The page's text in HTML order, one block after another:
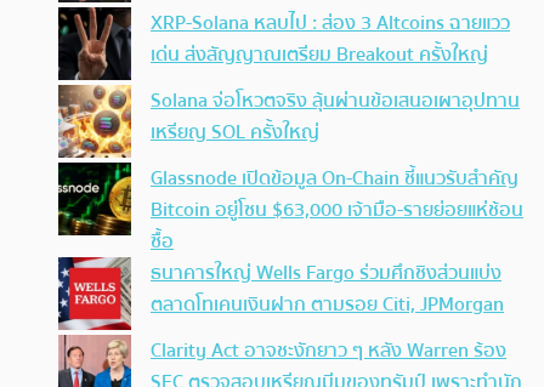
XRP-Solana หลบไป : ส่อง 3 Altcoins ฉายแวว
เด่น ส่งสัญญาณเตรียม Breakout ครั้งใหญ่
Solana จ่อโหวตจริง ลุ้นผ่านข้อเสนอเผาอุปทาน
เหรียญ SOL ครั้งใหญ่
Glassnode เปิดข้อมูล On-Chain ชี้แนวรับสำคัญ
Bitcoin อยู่โซน $63,000 เจ้ามือ-รายย่อยแห่ช้อน
ซื้อ
ธนาคารใหญ่ Wells Fargo ร่วมศึกชิงส่วนแบ่ง
ตลาดโทเคนเงินฝาก ตามรอย Citi, JPMorgan
Clarity Act อาจชะงักยาว ๆ หลัง Warren ร้อง